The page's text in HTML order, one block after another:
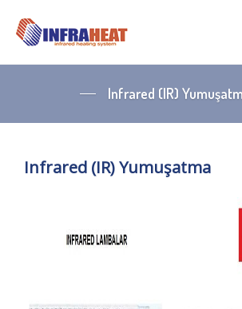
Infrared (IR)
Infrared (IR) Yumuşatma